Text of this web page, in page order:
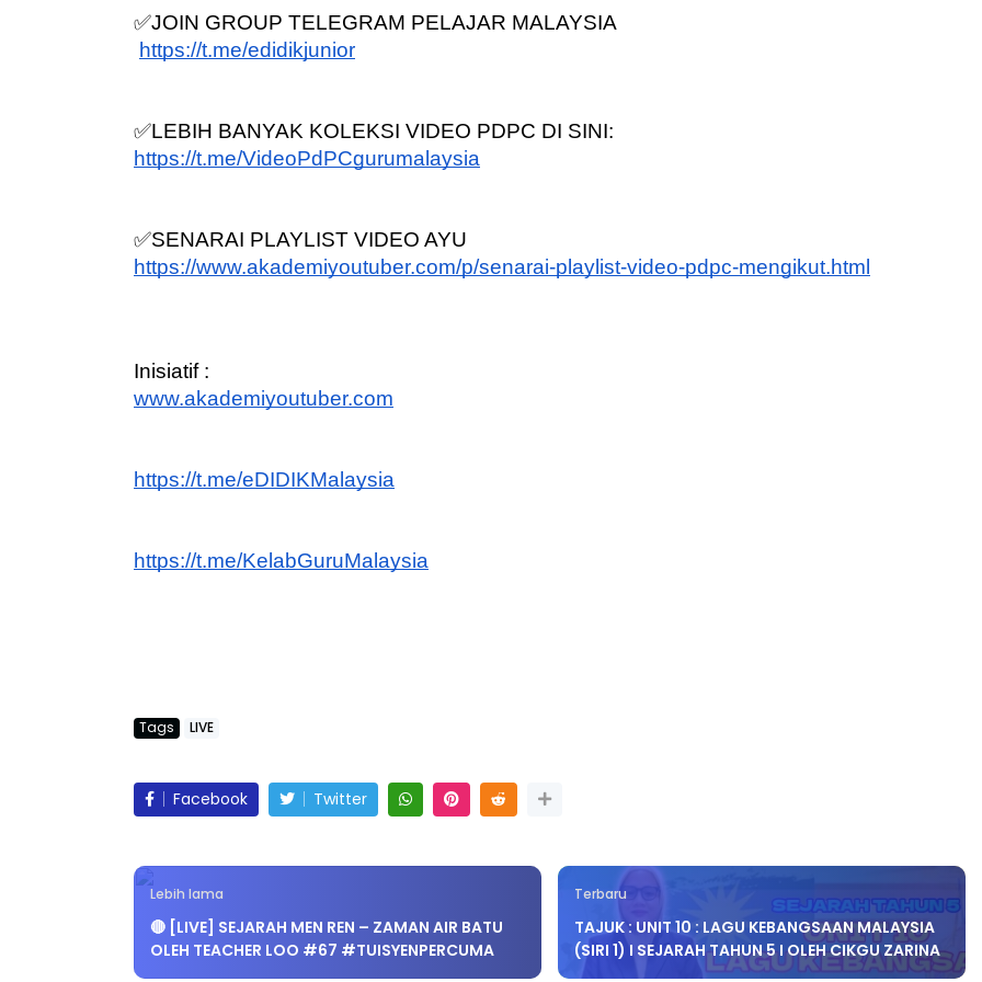
✅JOIN GROUP TELEGRAM PELAJAR MALAYSIA
https://t.me/edidikjunior
✅LEBIH BANYAK KOLEKSI VIDEO PDPC DI SINI:
https://t.me/VideoPdPCgurumalaysia
✅SENARAI PLAYLIST VIDEO AYU
https://www.akademiyoutuber.com/p/senarai-playlist-video-pdpc-mengikut.html
Inisiatif :
www.akademiyoutuber.com
https://t.me/eDIDIKMalaysia
https://t.me/KelabGuruMalaysia
Tags LIVE
Facebook Twitter
Lebih lama
🔴 [LIVE] SEJARAH MEN REN – ZAMAN AIR BATU
OLEH TEACHER LOO #67 #TUISYENPERCUMA
Terbaru
TAJUK : UNIT 10 : LAGU KEBANGSAAN MALAYSIA
(SIRI 1) I SEJARAH TAHUN 5 I OLEH CIKGU ZARINA
SPEAKER 3 :
PRIMARY
9 hari yang lalu
Sejarah Tingkatan 4
Unknown 6 hari yang lalu